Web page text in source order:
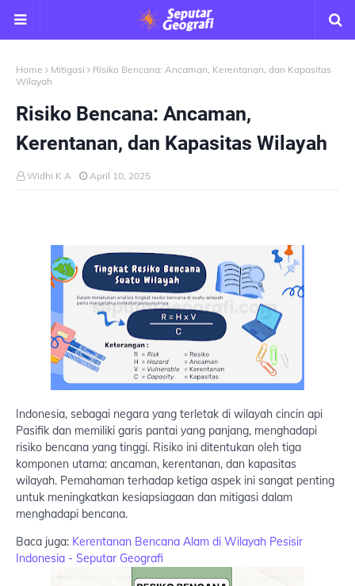
Home Mitigasi
Risiko Bencana: Ancaman, Kerentanan, dan Kapasitas
Wilayah
Risiko Bencana: Ancaman,
Kerentanan, dan Kapasitas Wilayah
Widhi K A April 10, 2025
Indonesia, sebagai negara yang terletak di wilayah cincin api
Pasifik dan memiliki garis pantai yang panjang, menghadapi
risiko bencana yang tinggi. Risiko ini ditentukan oleh tiga
komponen utama: ancaman, kerentanan, dan kapasitas
wilayah. Pemahaman terhadap ketiga aspek ini sangat penting
untuk meningkatkan kesiapsiagaan dan mitigasi dalam
menghadapi bencana.
Baca juga: Kerentanan Bencana Alam di Wilayah Pesisir
Indonesia​ - Seputar Geografi